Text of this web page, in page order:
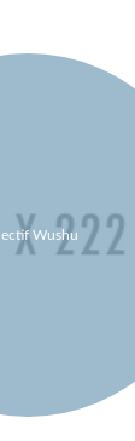
Wushu